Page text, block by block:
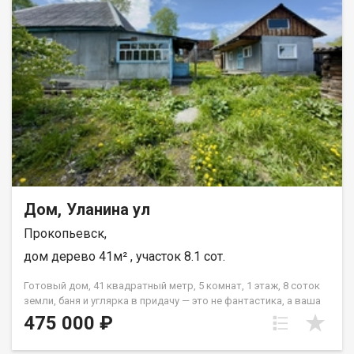
отличный вариант для тех, кто хочет жить в спокойном и
уютном месте, но при этом иметь все необходимое в шаговой
доступности. Только наличный расчет. Реальному покупателю
обоснованный торг. Рассмотрим варианты обмена. Не
упускайте свой шанс жить лучше! ` Назовите при звонке
данный номер объявления - 537272 Номер объекта: 537272.
Евгения
Дом, Уланина ул
Прокопьевск,
дом дерево 41м² , участок 8.1 сот.
Готовый дом, 41 квадратный метр, 5 комнат, 1 этаж, 8 соток
земли, баня и углярка в придачу — это не фантастика, а ваша
возможность стать владельцем собственного жилья в
развитом районе Прокопьевска за доступную стоимость.
475 000 ₽